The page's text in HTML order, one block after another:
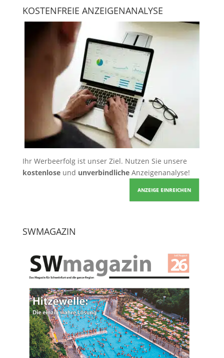
KOSTENFREIE ANZEIGENANALYSE
Ihr Werbeerfolg ist unser Ziel. Nutzen Sie unsere
kostenloseund unverbindlicheAnzeigenanalyse!
ANZEIGE EINREICHEN
SWMAGAZIN